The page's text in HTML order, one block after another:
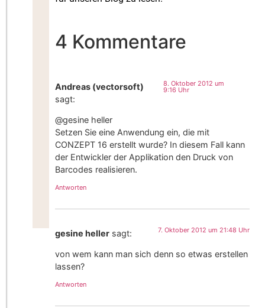
4 Kommentare
Andreas (vectorsoft)
sagt:
8. Oktober 2012 um
9:16 Uhr
@gesine heller
Setzen Sie eine Anwendung ein, die mit
CONZEPT 16 erstellt wurde? In diesem Fall kann
der Entwickler der Applikation den Druck von
Barcodes realisieren.
Antworten
gesine heller sagt: 7. Oktober 2012 um 21:48 Uhr
von wem kann man sich denn so etwas erstellen
lassen?
Antworten